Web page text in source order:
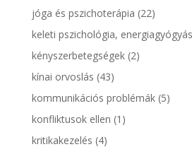
jóga és pszichoterápia (22)
keleti pszichológia,
kényszerbetegségek(2)
kínai orvoslás (43)
kommunikációs problémák(5)
konfliktusok ellen (1)
kritikakezelés (4)